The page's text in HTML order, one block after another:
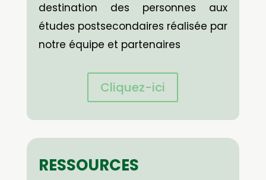
destination des personnes aux
études postsecondaires réalisée par
notre équipe et partenaires
Cliquez-ici
RESSOURCES